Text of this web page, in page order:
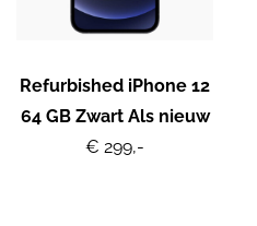
Refurbished iPhone 12
64 GB Zwart Als nieuw
€ 299,-